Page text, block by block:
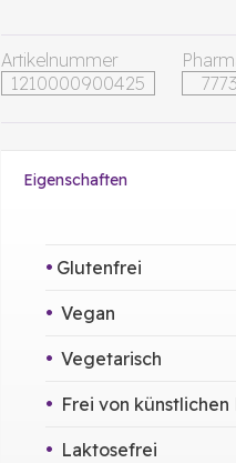
Artikelnummer
1210000900425
Eigenschaften
Glutenfrei
Vegan
Vegetarisch
Frei von
Laktosefrei